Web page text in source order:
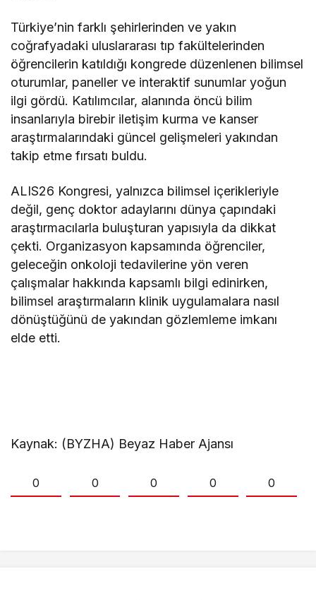
Türkiye’nin farklı şehirlerinden ve yakın
coğrafyadaki uluslararası tıp fakültelerinden
öğrencilerin katıldığı kongrede düzenlenen bilimsel
oturumlar, paneller ve interaktif sunumlar yoğun
ilgi gördü. Katılımcılar, alanında öncü bilim
insanlarıyla birebir iletişim kurma ve kanser
araştırmalarındaki güncel gelişmeleri yakından
takip etme fırsatı buldu.
ALIS26 Kongresi, yalnızca bilimsel içerikleriyle
değil, genç doktor adaylarını dünya çapındaki
araştırmacılarla buluşturan yapısıyla da dikkat
çekti. Organizasyon kapsamında öğrenciler,
geleceğin onkoloji tedavilerine yön veren
çalışmalar hakkında kapsamlı bilgi edinirken,
bilimsel araştırmaların klinik uygulamalara nasıl
dönüştüğünü de yakından gözlemleme imkanı
elde etti.
Kaynak: (BYZHA) Beyaz Haber Ajansı
0 0 0 0 0